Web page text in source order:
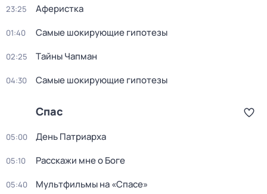
23:25 Аферистка
01:40 Самые шoкиpующие гипотезы
02:25 Тaйны Чапман
04:30 Самые шoкиpующие гипотезы
Спас
05:00 День Патриарха
05:10 Расскажи мне о Боге
05:40 Мультфильмы на «Спасе»